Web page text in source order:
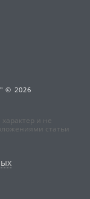
© 2026
и не
статьи